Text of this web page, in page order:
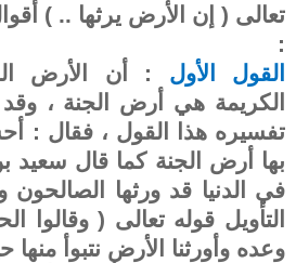
تعالى ( إن الأرض يرثها .. )
:
القول الأول : أن الأرض
الكريمة هي أرض الجنة ،
تفسيره هذا القول ، فقال :
بها أرض الجنة كما قال سعيد
في الدنيا قد ورثها الصالحون
التأويل قوله تعالى ( وقالوا
وعده وأورثنا الأرض نتبوأ